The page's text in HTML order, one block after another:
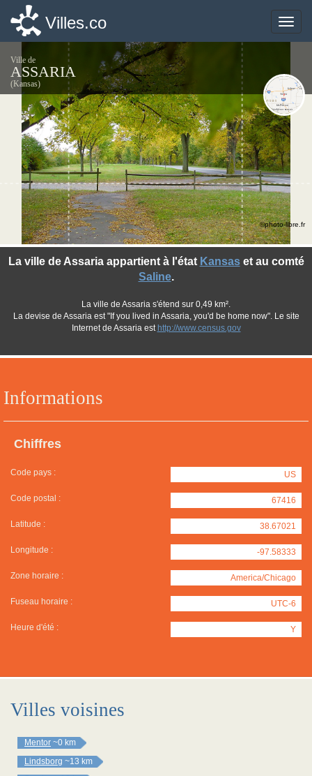
Toggle
Villes.co
Ville de
ASSARIA
(Kansas)
Informations
Chiffres
Code pays : US
Code postal : 67416
Latitude : 38.67021
Longitude : -97.58333
Zone horaire : America/Chicago
Fuseau horaire : UTC-6
Heure d'été : Y
La ville de Assaria appartient à l'état Kansaset au comté
Saline.
La ville de Assaria s'étend sur 0,49 km².
La devise de Assaria est "If you lived in Assaria, you'd be home now". Le site
Internet de Assaria est http://www.census.gov
©photo-libre.fr
Villes voisines
Mentor ~0 km
Lindsborg ~13 km
Toggle
Villes.co